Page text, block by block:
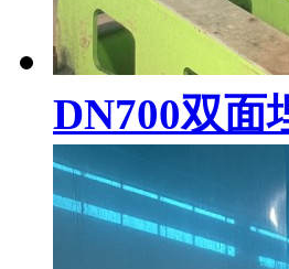
DN700双面